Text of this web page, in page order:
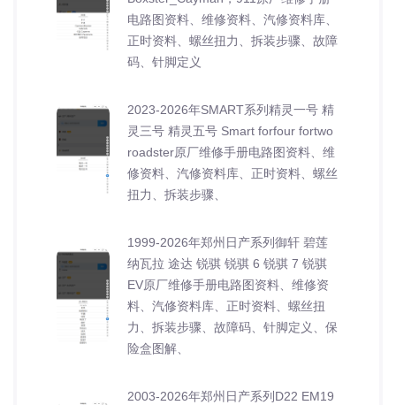
电路图资料、维修资料、汽修资料库、
正时资料、螺丝扭力、拆装步骤、故障
码、针脚定义
2023-2026年SMART系列精灵一号 精
灵三号 精灵五号 Smart forfour fortwo
roadster原厂维修手册电路图资料、维
修资料、汽修资料库、正时资料、螺丝
扭力、拆装步骤、
1999-2026年郑州日产系列御轩 碧莲
纳瓦拉 途达 锐骐 锐骐 6 锐骐 7 锐骐
EV原厂维修手册电路图资料、维修资
料、汽修资料库、正时资料、螺丝扭
力、拆装步骤、故障码、针脚定义、保
险盒图解、
2003-2026年郑州日产系列D22 EM19